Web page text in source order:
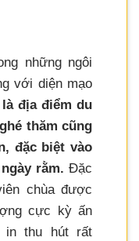
những ngôi
với diện mạo
địa điểm du
thăm cũng
đặc biệt vào
rằm. Đặc
chùa được
cực kỳ ấn
in thu hút rất